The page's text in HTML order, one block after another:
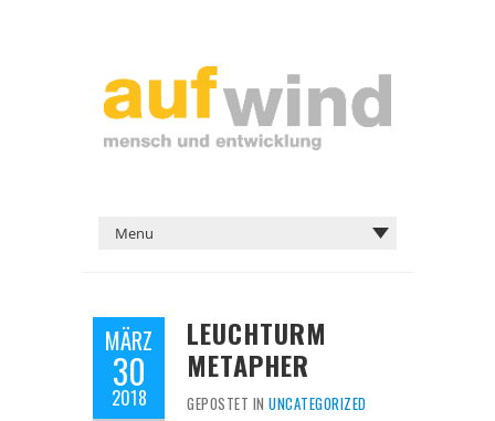
MÄRZ
30
2018
LEUCHTURM
METAPHER
GEPOSTET INUNCATEGORIZED